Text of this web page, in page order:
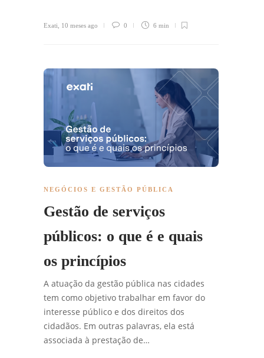
Exati 10 meses ago 0 6 min
NEGÓCIOS E GESTÃO PÚBLICA
Gestão de serviços
públicos: o que é e quais
os princípios
A atuação da gestão pública nas cidades
tem como objetivo trabalhar em favor do
interesse público e dos direitos dos
cidadãos. Em outras palavras, ela está
associada à prestação de…